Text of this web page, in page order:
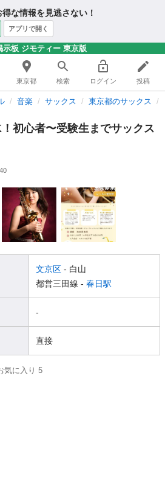
な情報を見逃さない！
アプリで開く
示板 ジモティー 東京版
東京都 検索 ログイン 投稿
音楽 サックス 東京都のサックス
初心者〜受験生までサックス
文京区 - 白山
都営三田線 - 春日駅
-
直接
気に入り 5